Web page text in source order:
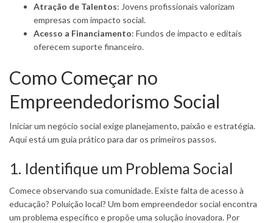
Atração de Talentos: Jovens profissionais valorizam
empresas com impacto social.
Acesso a Financiamento: Fundos de impacto e editais
oferecem suporte financeiro.
Como Começar no
Empreendedorismo Social
Iniciar um negócio social exige planejamento, paixão e estratégia.
Aqui está um guia prático para dar os primeiros passos.
1. Identifique um Problema Social
Comece observando sua comunidade. Existe falta de acesso à
educação? Poluição local? Um bom empreendedor social encontra
um problema específico e propõe uma solução inovadora. Por